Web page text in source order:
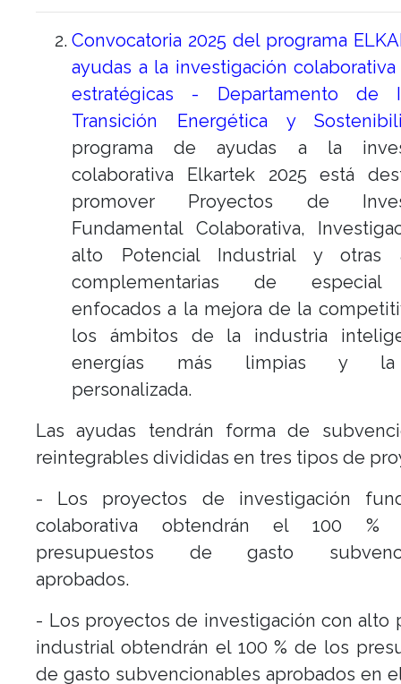
Convocatoria 2025 del programa
ayudas a la investigación colaborativa
estratégicas - Departamento de
Transición Energética y
programa de ayudas a la
colaborativa Elkartek 2025 está
promover Proyectos de
Fundamental Colaborativa,
alto Potencial Industrial y otras
complementarias de especial
enfocados a la mejora de la
los ámbitos de la industria
energías más limpias y
personalizada.
Las ayudas tendrán forma de
reintegrables divididas en tres tipos de
- Los proyectos de investigación
colaborativa obtendrán el 100
presupuestos de gasto
aprobados.
- Los proyectos de investigación con alto
industrial obtendrán el 100 % de los
de gasto subvencionables aprobados en